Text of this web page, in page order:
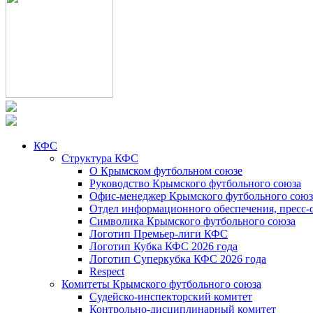
КФС
Структура КФС
О Крымском футбольном союзе
Руководство Крымского футбольного союза
Офис-менеджер Крымского футбольного
Отдел информационного обеспечения, пресс-
Символика Крымского футбольного союза
Логотип Премьер-лиги КФС
Логотип Кубка КФС 2026 года
Логотип Суперкубка КФС 2026 года
Respect
Комитеты Крымского футбольного союза
Судейско-инспекторский комитет
Контрольно-дисциплинарный комитет